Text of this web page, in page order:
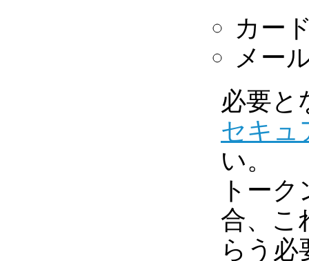
カー
メー
必要と
セキュ
い。
トー
合、こ
らう